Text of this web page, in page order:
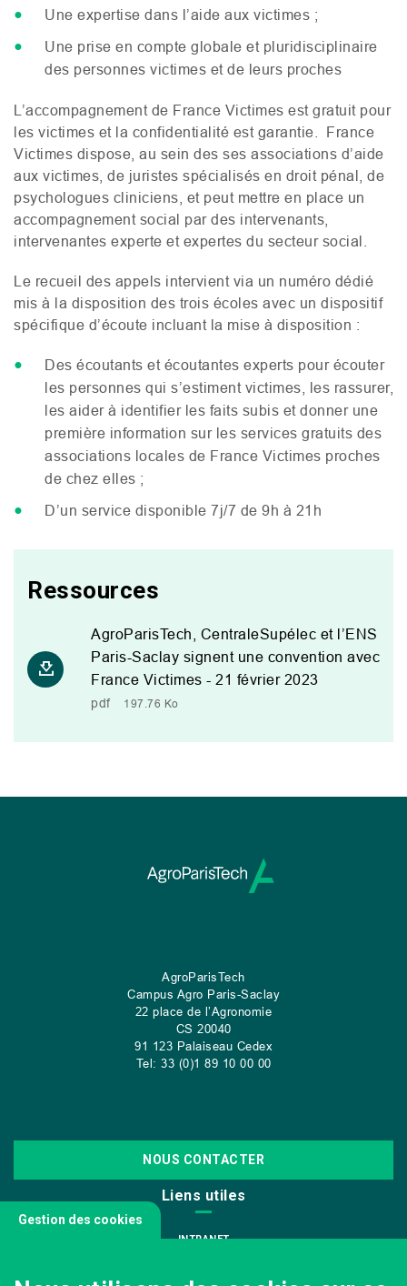
Une expertise dans l’aide aux victimes ;
Une prise en compte globale et pluridisciplinaire
des personnes victimes et de leurs proches
L’accompagnement de France Victimes est gratuit pour
les victimes et la confidentialité est garantie. France
Victimes dispose, au sein des ses associations d’aide
aux victimes, de juristes spécialisés en droit pénal, de
psychologues cliniciens, et peut mettre en place un
accompagnement social par des intervenants,
intervenantes experte et expertes du secteur social.
Le recueil des appels intervient via un numéro dédié
mis à la disposition des trois écoles avec un dispositif
spécifique d’écoute incluant la mise à disposition :
Des écoutants et écoutantes experts pour écouter
les personnes qui s’estiment victimes, les rassurer,
les aider à identifier les faits subis et donner une
première information sur les services gratuits des
associations locales de France Victimes proches
de chez elles ;
D’un service disponible 7j/7 de 9h à 21h
Ressources
AgroParisTech, CentraleSupélec et l’ENS
Paris-Saclay signent une convention avec
France Victimes - 21 février 2023
pdf 197.76 Ko
AgroParisTech
Campus Agro Paris-Saclay
22 place de l’Agronomie
CS 20040
91 123 Palaiseau Cedex
Tel: 33 (0)1 89 10 00 00
NOUS CONTACTER
Liens utiles
INTRANET
Gestion des cookies